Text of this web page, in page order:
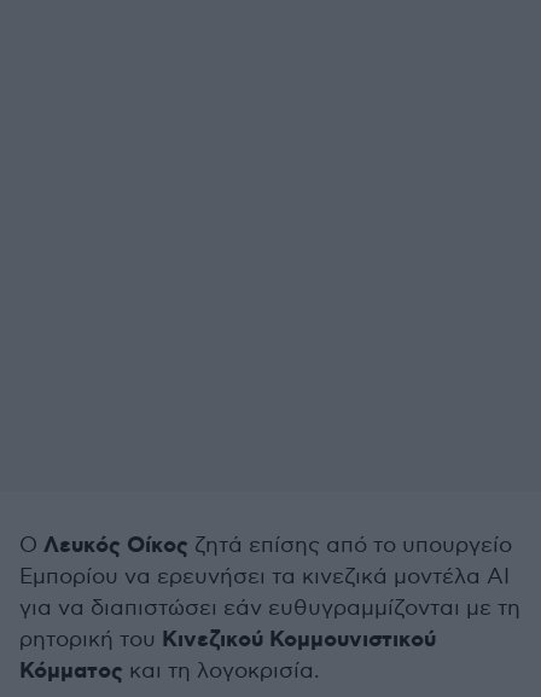
Ο Λευκός Οίκος ζητά επίσης από το υπουργείο
Εμπορίου να ερευνήσει τα κινεζικά μοντέλα AI
για να διαπιστώσει εάν ευθυγραμμίζονται με τη
ρητορική του Κινεζικού Κομμουνιστικού
Κόμματος και τη λογοκρισία.